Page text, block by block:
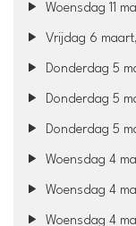
Woensdag 11
Vrijdag 6
Donderdag 5
Donderdag 5
Donderdag 5
Woensdag 4
Woensdag 4
Woensdag 4